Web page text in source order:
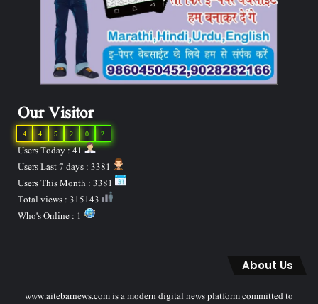
Our Visitor
2
0
2
5
4
4
Users Today : 41
About Us
www.aitebarnews.com is a modern digital news platform committed to